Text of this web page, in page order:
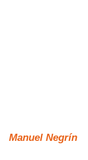
Manuel Negrín